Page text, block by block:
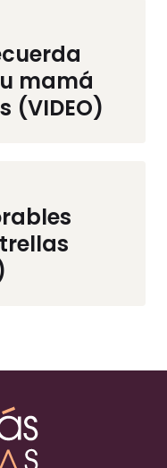
mamá
(VIDEO)